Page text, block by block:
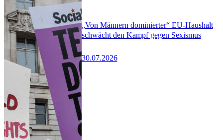
„Von Männern dominierter“ EU-Haushalt
schwächt den Kampf gegen Sexismus
30.07.2026